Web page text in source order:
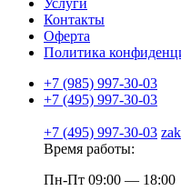
Услуги
Контакты
Оферта
Политика
+7 (985) 997-30-03
+7 (495) 997-30-03
+7 (495) 997-30-03
Время работы:
Пн-Пт 09:00 — 18:00